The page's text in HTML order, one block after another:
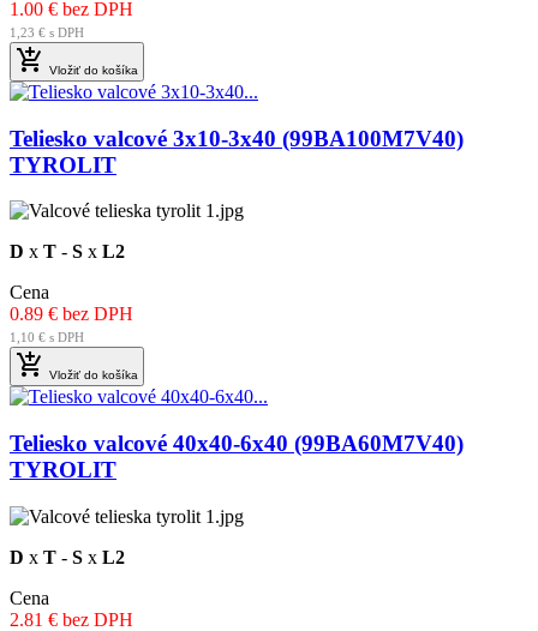
1.00 € bez DPH
1,23 € s DPH
 Vložiť do košíka
Teliesko valcové 3x10-3x40 (99BA100M7V40)
TYROLIT
D x T - S x L2
Cena
0.89 € bez DPH
1,10 € s DPH
 Vložiť do košíka
Teliesko valcové 40x40-6x40 (99BA60M7V40)
TYROLIT
D x T - S x L2
Cena
2.81 € bez DPH